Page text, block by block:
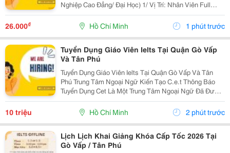
Nghiệp Cao Đẳng/ Đại Học) 1/ Vị Trí: Nhân Viên Full
Time (2 Nam 2 Nữ) Ca Làm: 13:00 Đến 21:00 (1 Tháng
Được Nghỉ Phép 1 Ngày, Và Hưởng Các Ngày...
26.000₫ Hồ Chí Minh 1 phút trước
Tuyển Dụng Giáo Viên Ielts Tại Quận Gò Vấp
Và Tân Phú
Tuyển Dụng Giáo Viên Ielts Tại Quận Gò Vấp Và Tân
Phú Trung Tâm Ngoại Ngữ Kiến Tạo C.e.t Thông Báo
Tuyển Dụng Cet Là Một Trung Tâm Ngoại Ngữ Đã Được
Thành Lập 16 Năm Chuyên Về Chương Trình Anh Văn
Học Thuật Ielts &Ndash; Toefl Ibt. Trung Tâm...
10 triệu Hồ Chí Minh 2 phút trước
Lịch Lịch Khai Giảng Khóa Cấp Tốc 2026 Tại
Gò Vấp / Tân Phú